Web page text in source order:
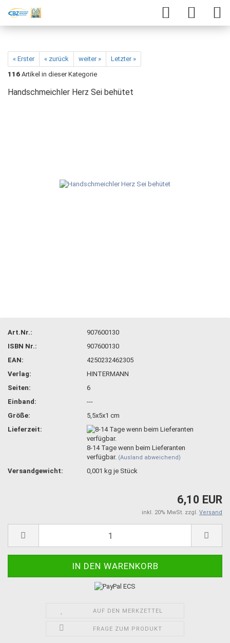
« Erster « zurück weiter »
Letzter »
116 Artikel in dieser Kategorie
Handschmeichler Herz Sei behütet
Art.Nr.:
907600130
ISBN Nr.:
907600130
EAN:
4250232462305
Verlag:
HINTERMANN
Seiten:
6
Einband:
---
Größe:
5,5x5x1 cm
Lieferzeit:
8-14 Tage wenn beim Lieferanten
verfügbar. (Ausland abweichend)
Versandgewicht: 0,001 kg je Stück
6,10 EUR
inkl. 20% MwSt. zzgl. Versand
AUF DEN MERKZETTEL
FRAGE ZUM PRODUKT